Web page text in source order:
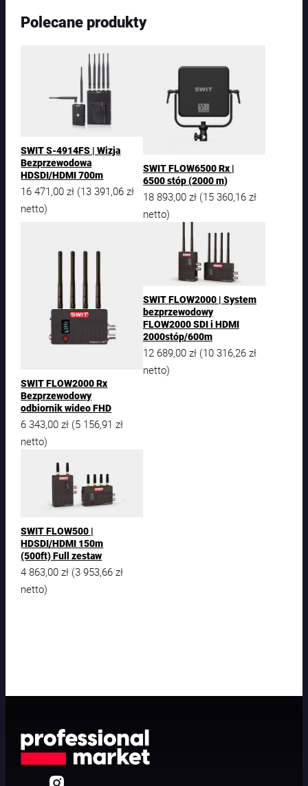
Polecane produkty
SWIT S-4914FS | Wizja
Bezprzewodowa
HDSDI/HDMI 700m
16 471,00zł (13 391,06zł
netto)
SWIT FLOW6500 Rx |
6500 stóp (2000 m)
18 893,00 zł (15 360,16 zł
netto)
SWIT FLOW2000 Rx
Bezprzewodowy
odbiornik wideo FHD
6 343,00zł (5 156,91zł
netto)
SWIT FLOW2000 | System
bezprzewodowy
FLOW2000 SDI i HDMI
2000stóp/600m
12 689,00 zł (10 316,26 zł
netto)
SWIT FLOW500 |
HDSDI/HDMI 150m
(500ft) Full zestaw
4 863,00zł (3 953,66zł
netto)